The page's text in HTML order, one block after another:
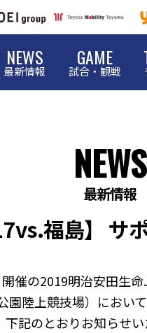
NEWS
最新情報
GAME
試合・観戦
NEWS
最新情報
福島】 サ
催の2019明治安田生
陸上競技場）におい
記のとおりお知らせい